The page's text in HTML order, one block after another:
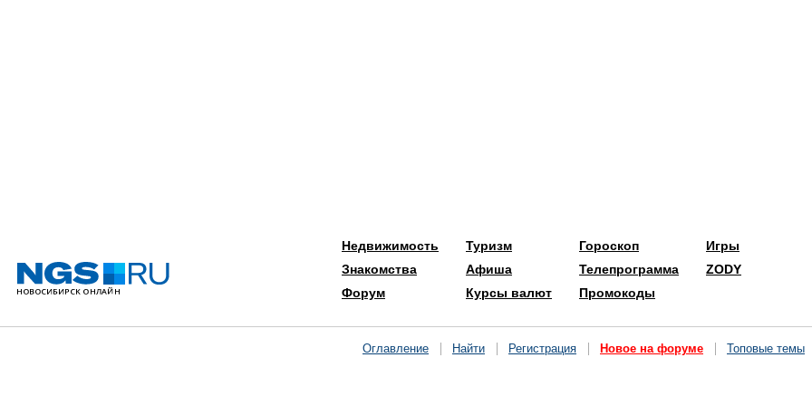
Недвижимость
Знакомства
Форум
Туризм
Афиша
Курсы валют
Гороскоп
Телепрограмма
Промокоды
Игры
ZODY
Оглавление Найти Регистрация Новое на форуме Топовые темы